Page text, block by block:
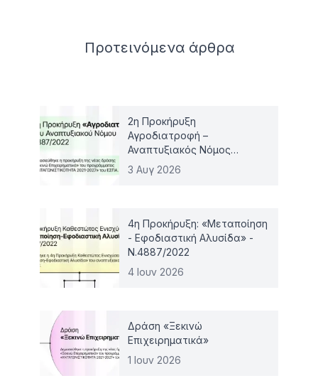
Προτεινόμενα άρθρα
2η Προκήρυξη
Αγροδιατροφή –
Αναπτυξιακός Νόμος
4887/2022
3 Αυγ 2026
4η Προκήρυξη: «Μεταποίηση
- Εφοδιαστική Αλυσίδα» -
Ν.4887/2022
4 Ιουν 2026
Δράση «Ξεκινώ
Επιχειρηματικά»
1 Ιουν 2026